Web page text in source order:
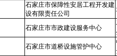
石家庄市保障性安居工程开发建
设有限责任公司
石家庄市市政建设服务中心
石家庄市道桥设施管护中心